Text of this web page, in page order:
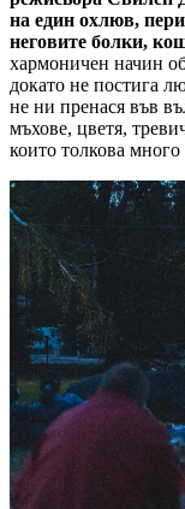
на един охлюв,
неговите болки,
хармоничен начин
докато не постига
не ни пренася във
мъхове, цветя,
които толкова